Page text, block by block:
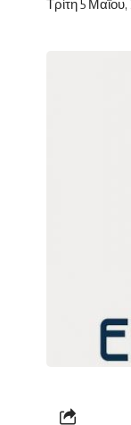
Τρίτη 5 Μαΐου,